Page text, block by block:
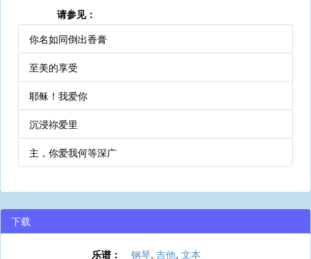
请参见：
你名如同倒出香膏
至美的享受
耶稣！我爱你
沉浸祢爱里
主，你爱我何等深广
下载
乐谱： 钢琴, 吉他, 文本